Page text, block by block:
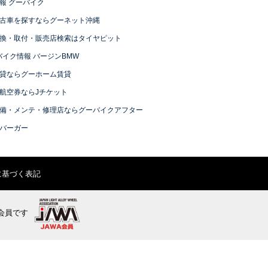
グーバイク
車を探すならグーネット沖縄
・取付・販売店検索はタイヤピット
イク情報 バージンBMW
ならグーホーム賃貸
空券ならJチケット
・メンテ・修理店ならグーバイクアフター
ーガー
づく表記
員です